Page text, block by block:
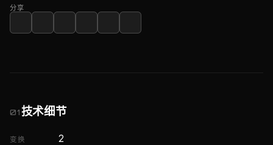
分享
01技术细节
变换 2